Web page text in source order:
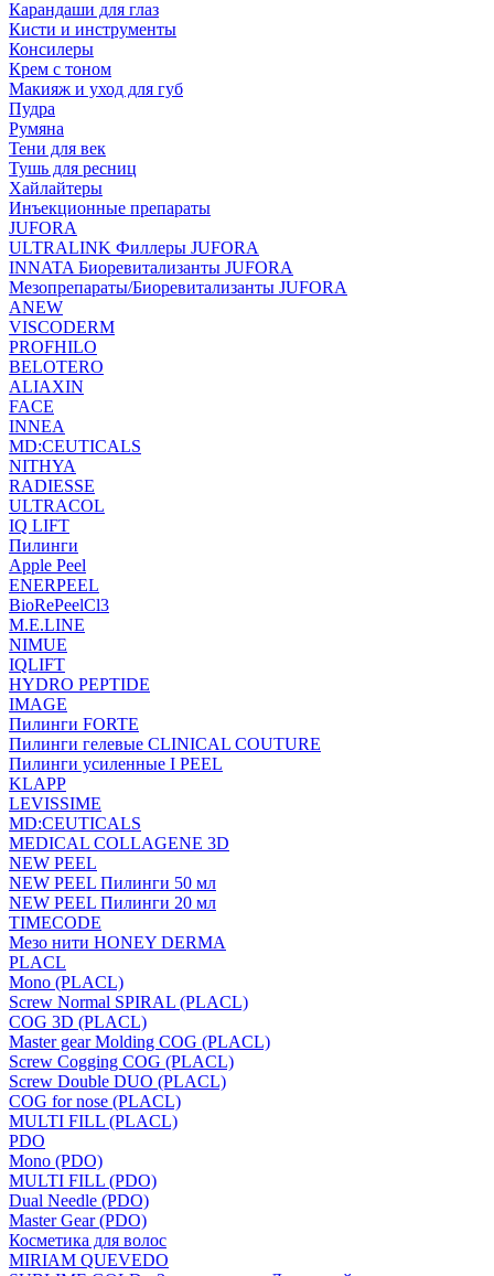
Карандаши для глаз
Кисти и инструменты
Консилеры
Крем с тоном
Макияж и уход для губ
Пудра
Румяна
Тени для век
Тушь для ресниц
Хайлайтеры
Инъекционные препараты
JUFORA
ULTRALINK Филлеры JUFORA
INNATA Биоревитализанты JUFORA
Мезопрепараты/Биоревитализанты JUFORA
ANEW
VISCODERM
PROFHILO
BELOTERO
ALIAXIN
FACE
INNEA
MD:CEUTICALS
NITHYA
RADIESSE
ULTRACOL
IQ LIFT
Пилинги
Apple Peel
ENERPEEL
BioRePeelCl3
M.E.LINE
NIMUE
IQLIFT
HYDRO PEPTIDE
IMAGE
Пилинги FORTE
Пилинги гелевые CLINICAL COUTURE
Пилинги усиленные I PEEL
KLAPP
LEVISSIME
MD:CEUTICALS
MEDICAL COLLAGENE 3D
NEW PEEL
NEW PEEL Пилинги 50 мл
NEW PEEL Пилинги 20 мл
TIMECODE
Мезо нити HONEY DERMA
PLACL
Mono (PLACL)
Screw Normal SPIRAL (PLACL)
COG 3D (PLACL)
Master gear Molding COG (PLACL)
Screw Cogging COG (PLACL)
Screw Double DUO (PLACL)
COG for nose (PLACL)
MULTI FILL (PLACL)
PDO
Mono (PDO)
MULTI FILL (PDO)
Dual Needle (PDO)
Master Gear (PDO)
Косметика для волос
MIRIAM QUEVEDO